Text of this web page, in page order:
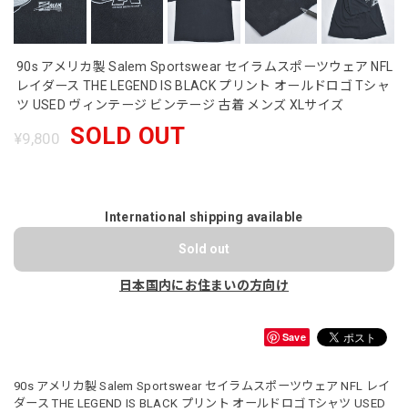
90s アメリカ製 Salem Sportswear セイラムスポーツウェア NFL
レイダース THE LEGEND IS BLACK プリント オールドロゴ Tシャ
ツ USED ヴィンテージ ビンテージ 古着 メンズ XLサイズ
¥9,800 SOLD OUT
International shipping available
Sold out
日本国内にお住まいの方向け
Save
90s アメリカ製 Salem Sportswear セイラムスポーツウェア NFL レイ
ダース THE LEGEND IS BLACK プリント オールドロゴ Tシャツ USED